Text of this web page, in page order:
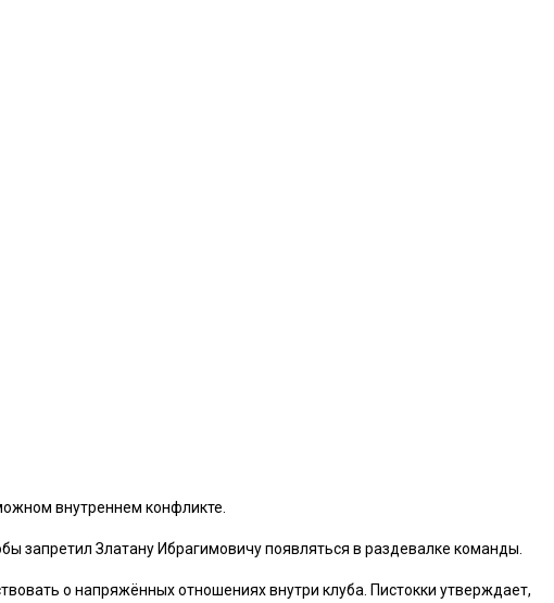
внутреннем конфликте.
запретил Златану Ибрагимовичу появляться в раздевалке команды.
о напряжённых отношениях внутри клуба. Пистокки утверждает,